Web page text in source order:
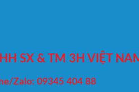
SX & TM 3H VIỆT
Zalo: 09345 404 88